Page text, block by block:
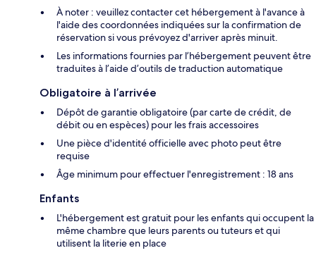
À noter : veuillez contacter cet hébergement à l'avance à
l'aide des coordonnées indiquées sur la confirmation de
réservation si vous prévoyez d'arriver après minuit.
Les informations fournies par l’hébergement peuvent être
traduites à l’aide d’outils de traduction automatique
Obligatoire à l’arrivée
Dépôt de garantie obligatoire (par carte de crédit, de
débit ou en espèces) pour les frais accessoires
Une pièce d'identité officielle avec photo peut être
requise
Âge minimum pour effectuer l'enregistrement : 18 ans
Enfants
L'hébergement est gratuit pour les enfants qui occupent la
même chambre que leurs parents ou tuteurs et qui
utilisent la literie en place